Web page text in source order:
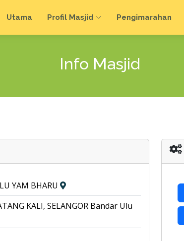
Utama Profil Masjid Pengimarahan
Info Masjid
YAM BHARU
KALI, SELANGOR Bandar Ulu